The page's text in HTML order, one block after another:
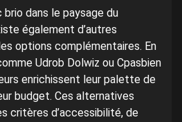
brio dans le paysage du
également d’autres
options complémentaires. En
Udrob Dolwiz ou Cpasbien
enrichissent leur palette de
budget. Ces alternatives
critères d’accessibilité, de